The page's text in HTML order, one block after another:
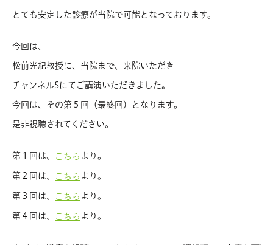
とても安定した診療が当院で可能となっております。
今回は、
松前光紀教授に、当院まで、来院いただき
チャンネルSにてご講演いただきました。
今回は、その第５回（最終回）となります。
是非視聴されてください。
第１回は、 こちら より。
第２回は、 こちら より。
第３回は、 こちら より。
第４回は、 こちら より。